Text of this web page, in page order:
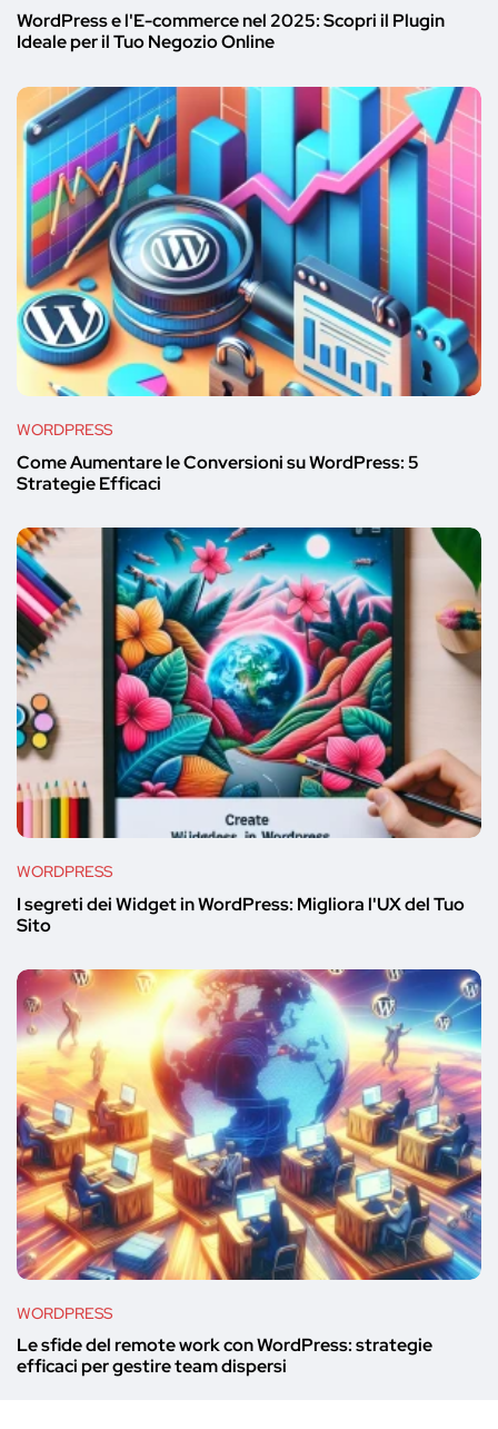
WordPress e l'E-commerce nel 2025: Scopri il Plugin
Ideale per il Tuo Negozio Online
WORDPRESS
Come Aumentare le Conversioni su WordPress: 5
Strategie Efficaci
WORDPRESS
I segreti dei Widget in WordPress: Migliora l'UX del Tuo
Sito
WORDPRESS
Le sfide del remote work con WordPress: strategie
efficaci per gestire team dispersi